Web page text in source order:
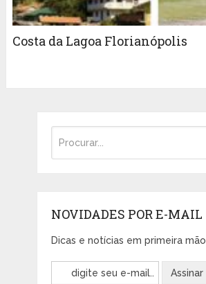
Costa da Lagoa Florianópolis
NOVIDADES POR E-MAIL
Dicas e notícias em primeira mão